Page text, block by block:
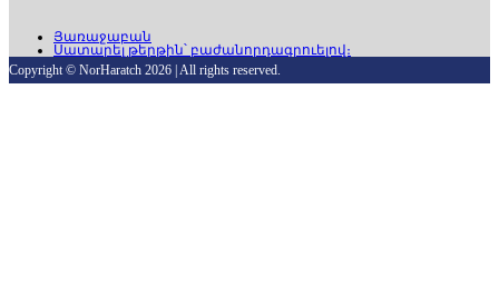
Յառաջաբան
Սատարել թերթին՝ բաժանորդագրուելով։
Copyright © NorHaratch 2026 | All rights reserved.